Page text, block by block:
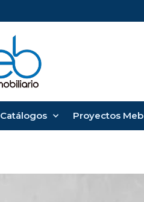
Catálogos Proyectos Meb